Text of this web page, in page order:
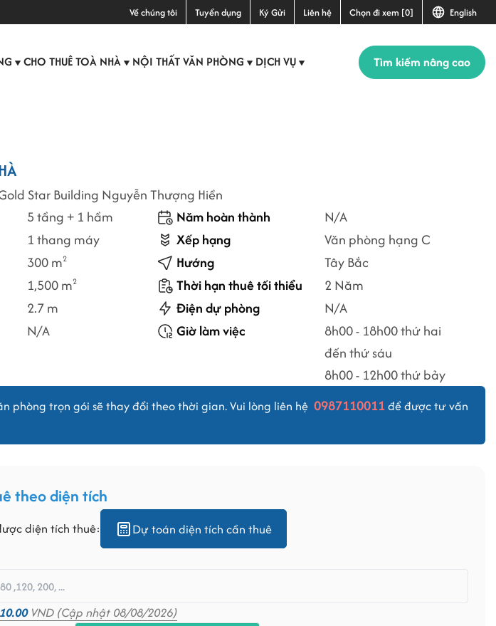
Về chúng tôi Tuyển dụng Ký Gửi Liên hệ Chọn đi xem [0] English
▼ CHO THUÊ TOÀ NHÀ ▼ NỘI THẤT VĂN PHÒNG ▼ DỊCH VỤ ▼ Tìm kiếm nâng cao
Star Building Nguyễn Thượng Hiền
5 tầng + 1 hầm Năm hoàn thành
N/A
1 thang máy Xếp hạng
Văn phòng hạng C
300 m2 Hướng
Tây Bắc
1,500 m2 Thời hạn thuê tối thiểu
2 Năm
2.7 m Điện dự phòng
N/A
N/A Giờ làm việc
8h00 - 18h00 thứ hai
đến thứ sáu
8h00 - 12h00 thứ bảy
phòng trọn gói sẽ thay đổi theo thời gian. Vui lòng liên hệ 0987110011để được tư vấn
theo diện tích
diện tích thuê: Dự toán diện tích cần thuê
VND (Cập nhật 08/08/2026)